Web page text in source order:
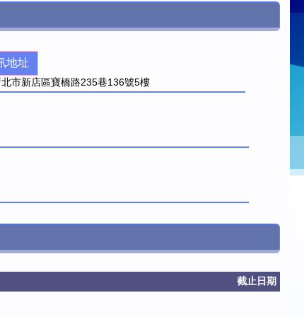
地址
市新店區寶橋路235巷136號5樓
截止日期